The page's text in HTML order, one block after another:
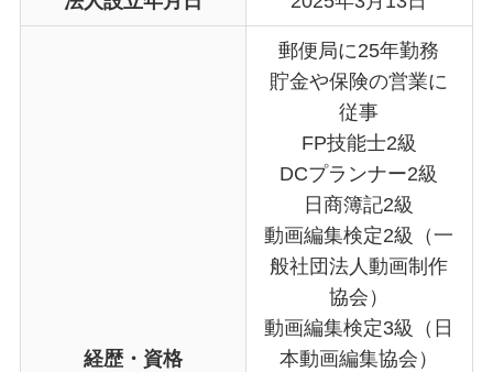
経歴・資格
郵便局に25年勤務
貯金や保険の営業に
従事
FP技能士2級
DCプランナー2級
日商簿記2級
動画編集検定2級（一
般社団法人動画制作
協会）
動画編集検定3級（日
本動画編集協会）